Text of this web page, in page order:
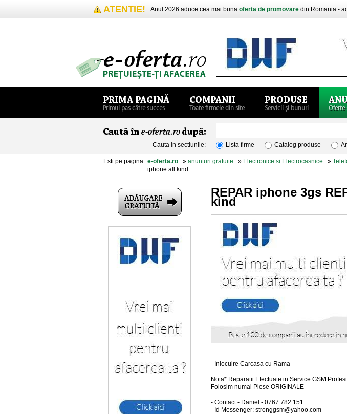
ATENTIE! Anul 2026 aduce cea mai buna oferta de promovare din Romania -
Cauta in sectiunile: Lista firme Catalog produse
Esti pe pagina: e-oferta.ro » anunturi gratuite » Electronice si Electrocasnice »
iphone all kind
REPAR iphone 3gs
kind
- Inlocuire Carcasa cu Rama
Nota* Reparatii Efectuate in Service GSM
Folosim numai Piese ORIGINALE
- Contact - Daniel - 0767.782.151
- Id Messenger: stronggsm@yahoo.com